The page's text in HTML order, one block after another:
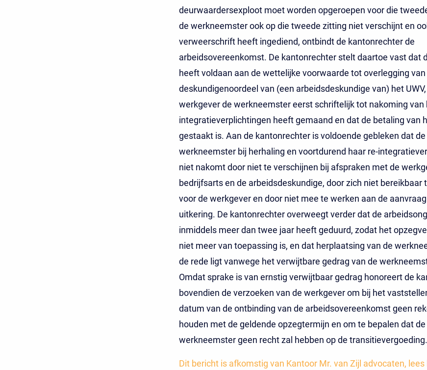
deurwaardersexploot moet worden opgeroepen voor die
de werkneemster ook op die tweede zitting niet verschijnt en
verweerschrift heeft ingediend, ontbindt de kantonrechter de
arbeidsovereenkomst. De kantonrechter stelt daartoe vast dat
heeft voldaan aan de wettelijke voorwaarde tot overlegging van
deskundigenoordeel van (een arbeidsdeskundige van) het
werkgever de werkneemster eerst schriftelijk tot nakoming van
integratieverplichtingen heeft gemaand en dat de betaling van
gestaakt is. Aan de kantonrechter is voldoende gebleken dat de
werkneemster bij herhaling en voortdurend haar re-
niet nakomt door niet te verschijnen bij afspraken met de
bedrijfsarts en de arbeidsdeskundige, door zich niet bereikbaar
voor de werkgever en door niet mee te werken aan de
uitkering. De kantonrechter overweegt verder dat de
inmiddels meer dan twee jaar heeft geduurd, zodat het
niet meer van toepassing is, en dat herplaatsing van de
de rede ligt vanwege het verwijtbare gedrag van de
Omdat sprake is van ernstig verwijtbaar gedrag honoreert de
bovendien de verzoeken van de werkgever om bij het
datum van de ontbinding van de arbeidsovereenkomst geen
houden met de geldende opzegtermijn en om te bepalen dat de
werkneemster geen recht zal hebben op de transitievergoeding.
Dit bericht is afkomstig van Kantoor Mr. van Zijl advocaten,